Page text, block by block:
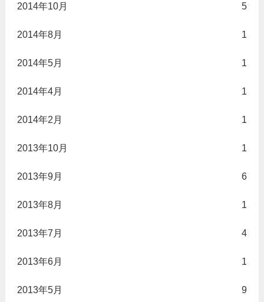
2014年10月 5
2014年8月 1
2014年5月 1
2014年4月 1
2014年2月 1
2013年10月 1
2013年9月 6
2013年8月 1
2013年7月 4
2013年6月 1
2013年5月 9